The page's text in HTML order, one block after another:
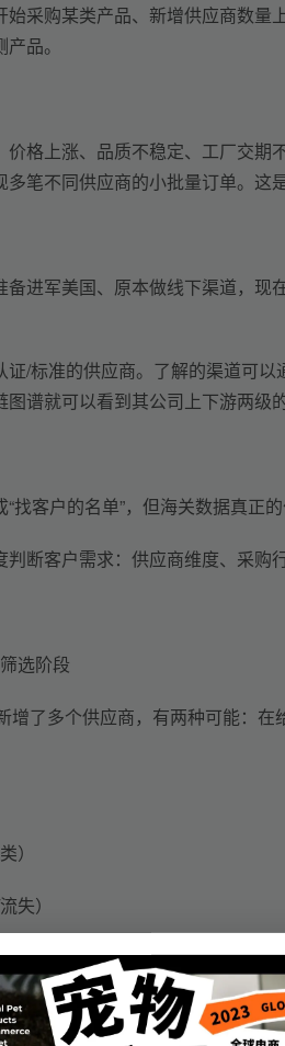
始采购某类产品、 新增供应商数量
品。
价格上涨、 品质不稳定、 工厂交期
多笔不同供应商的小批量订单。 这
备进军美国、 原本做线下渠道，现
证/标准的供应商。 了解的渠道可以
谱就可以看到其公司上下游两级
找客户的名单”，但海关数据真正的
断客户需求：供应商维度、 采购
选阶段
增了多个供应商，有两种可能：在
）
失）